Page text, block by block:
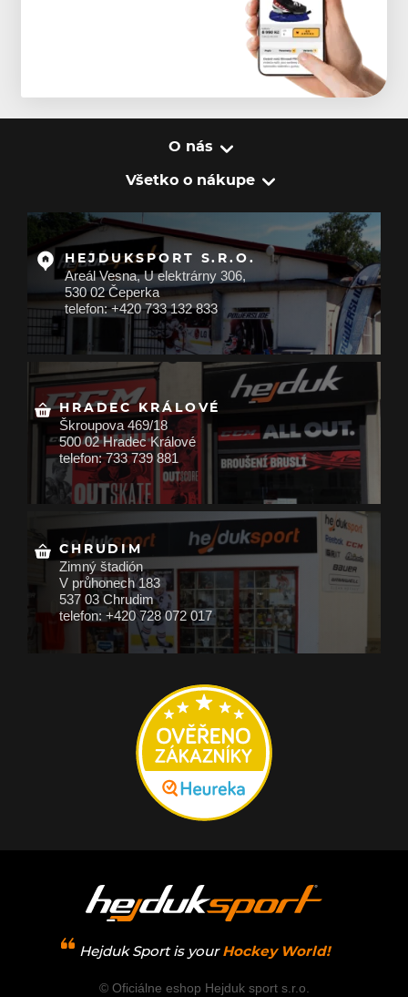
O nás
Všetko o nákupe
HEJDUKSPORT S.R.O.
Areál Vesna, U elektrárny 306,
530 02 Čeperka
telefon: +420 733 132 833
HRADEC KRÁLOVÉ
Škroupova 469/18
500 02 Hradec Králové
telefon: 733 739 881
CHRUDIM
Zimný štadión
V průhonech 183
537 03 Chrudim
telefon: +420 728 072 017
Hejduk Sport is your Hockey World!
© Oficiálne eshop Hejduk sport s.r.o.